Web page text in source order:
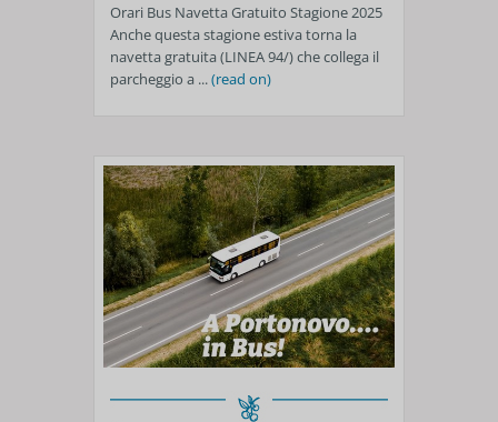
Orari Bus Navetta Gratuito Stagione 2025
Anche questa stagione estiva torna la
navetta gratuita (LINEA 94/) che collega il
parcheggio a ...(read on)